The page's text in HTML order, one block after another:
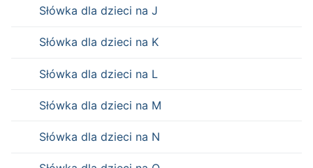
Słówka dla dzieci na J
Słówka dla dzieci na K
Słówka dla dzieci na L
Słówka dla dzieci na M
Słówka dla dzieci na N